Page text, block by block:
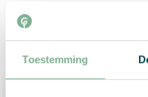
Toestemming
Ähnliche